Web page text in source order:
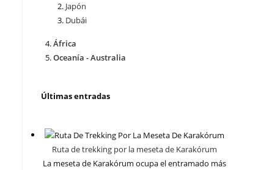
Japón
Dubái
África
Oceanía - Australia
Últimas entradas
Ruta de trekking por la meseta de Karakórum
La meseta de Karakórum ocupa el entramado más